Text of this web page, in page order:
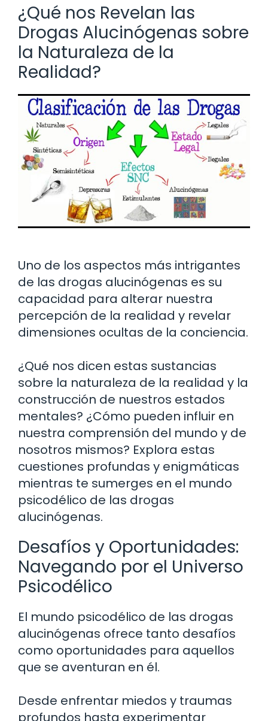
¿Qué nos Revelan las
Drogas Alucinógenas sobre
la Naturaleza de la
Realidad?
Uno de los aspectos más intrigantes
de las drogas alucinógenas es su
capacidad para alterar nuestra
percepción de la realidad y revelar
dimensiones ocultas de la conciencia.
¿Qué nos dicen estas sustancias
sobre la naturaleza de la realidad y la
construcción de nuestros estados
mentales? ¿Cómo pueden influir en
nuestra comprensión del mundo y de
nosotros mismos? Explora estas
cuestiones profundas y enigmáticas
mientras te sumerges en el mundo
psicodélico de las drogas
alucinógenas.
Desafíos y Oportunidades:
Navegando por el Universo
Psicodélico
El mundo psicodélico de las drogas
alucinógenas ofrece tanto desafíos
como oportunidades para aquellos
que se aventuran en él.
Desde enfrentar miedos y traumas
profundos hasta experimentar